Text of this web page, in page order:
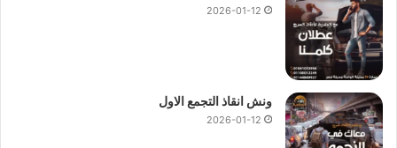
2026-01-12
ونش انقاذ التجمع الاول
2026-01-12